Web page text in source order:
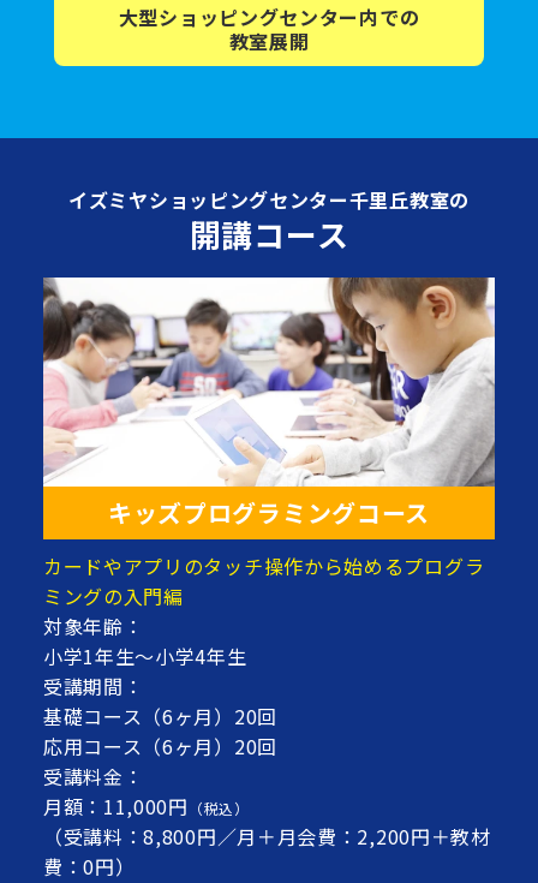
大型ショッピングセンター内での
教室展開
イズミヤショッピングセンター千里丘教室の
開講コース
キッズプログラミングコース
カードやアプリのタッチ操作から始めるプログラ
ミングの入門編
対象年齢：
小学1年生～小学4年生
受講期間：
基礎コース（6ヶ月）20回
応用コース（6ヶ月）20回
受講料金：
月額：11,000円 （税込）
（受講料：8,800円／月＋月会費：2,200円＋教材
費：0円）